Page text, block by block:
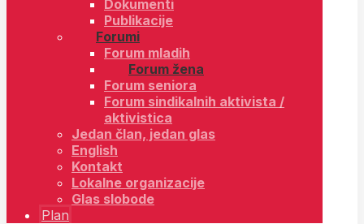
Dokumenti
Publikacije
Forumi
Forum mladih
Forum žena
Forum seniora
Forum sindikalnih aktivista /
aktivistica
Jedan član, jedan glas
English
Kontakt
Lokalne organizacije
Glas slobode
Plan